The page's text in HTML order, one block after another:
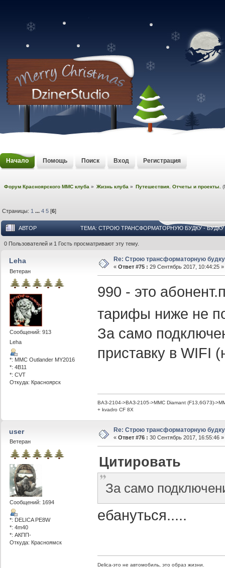
Начало Помощь Поиск Вход Регистрация
Форум Красноярского MMC клуба » Жизнь клуба » Путешествия. Отчеты и проекты.
Страницы: 1 ...4 5 [6]
АВТОР ТЕМА: СТРОЮ ТРАНСФОРМАТОРНУЮ БУДКУ -
0 Пользователей и 1 Гость просматривают эту тему.
Leha
Ветеран
Сообщений: 913
Leha
*: MMC Outlander MY2016
*: 4B11
*: CVT
Откуда: Красноярск
Re: Строю трансформаторную
« Ответ #75 : 29 Сентябрь 2017, 10:44:25 »
990 - это
тарифы ниже не
За само
приставку в WIFI
ВАЗ-2104->ВАЗ-2105->MMC Diamant (F13,6G73)-
+ kvadro CF 8X
user
Ветеран
Сообщений: 1694
*: DELICA PE8W
*: 4m40
*: АКПП-
Откуда: Красноямск
Re: Строю трансформаторную
« Ответ #76 : 30 Сентябрь 2017, 16:55:46 »
Цитировать
За само
ебануться.....
Delica-это не автомобиль, это образ жизни.